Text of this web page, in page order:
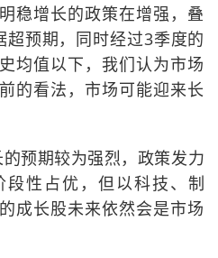
稳增长的政策在增强，叠
预期，同时经过3季度的
均值以下，我们认为市场
的看法，市场可能迎来长
预期较为强烈，政策发力
性占优，但以科技、制
成长股未来依然会是市场